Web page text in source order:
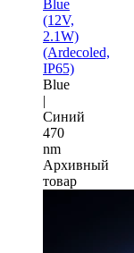
Blue
(12V,
2.1W)
(Ardecoled,
IP65)
Blue
|
Синий
470
nm
Архивный
товар